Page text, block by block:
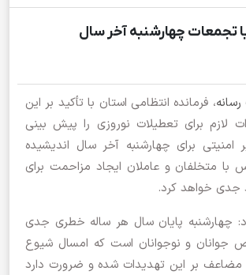
تجمعات چهارشنبه آخر سال
، فرمانده انتظامی استان با تأکید بر این
لازم برای تعطیلات نوروزی را پیش بینی
امنیتی برای چهارشنبه آخر سال اندیشیده
متخلفان و عاملان ایجاد مزاحمت برای
جدی خواهد کرد.
چهارشنبه پایان سال هر ساله خطری جدی
جوانان و نوجوانان است که امسال شیوع
بر این تهدیدات شده و ضرورت دارد